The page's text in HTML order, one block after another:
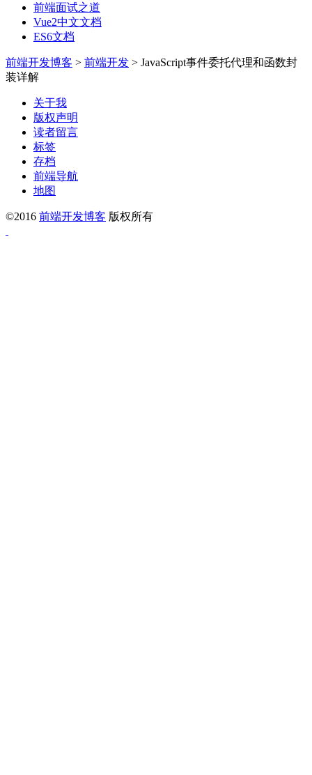
前端面试之道
Vue2中文文档
ES6文档
前端开发博客 > 前端开发 > JavaScript事件委托代理和函数封
装详解
关于我
版权声明
读者留言
标签
存档
前端导航
地图
©2016 前端开发博客 版权所有